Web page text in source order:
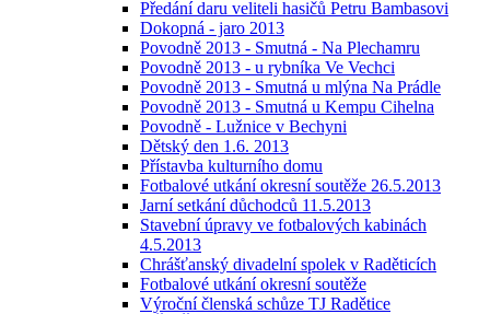
Předání daru veliteli hasičů Petru Bambasovi
Dokopná - jaro 2013
Povodně 2013 - Smutná - Na Plechamru
Povodně 2013 - u rybníka Ve Vechci
Povodně 2013 - Smutná u mlýna Na Prádle
Povodně 2013 - Smutná u Kempu Cihelna
Povodně - Lužnice v Bechyni
Dětský den 1.6. 2013
Přístavba kulturního domu
Fotbalové utkání okresní soutěže 26.5.2013
Jarní setkání důchodců 11.5.2013
Stavební úpravy ve fotbalových kabinách
4.5.2013
Chrášťanský divadelní spolek v Raděticích
Fotbalové utkání okresní soutěže
Výroční členská schůze TJ Radětice